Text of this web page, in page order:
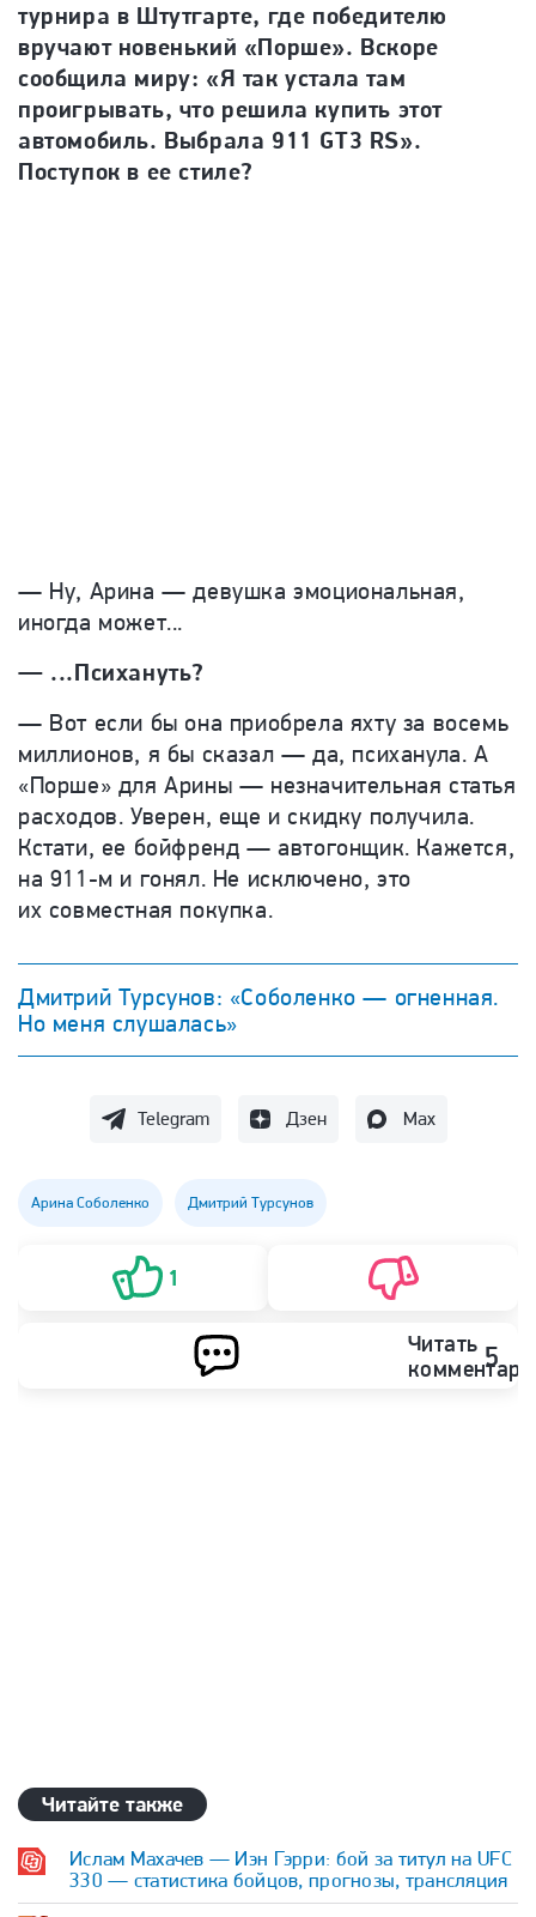
турнира в Штутгарте, где победителю
вручают новенький «Порше». Вскоре
сообщила миру: «Я так устала там
проигрывать, что решила купить этот
автомобиль. Выбрала 911 GT3 RS».
Поступок в ее стиле?
— Ну, Арина — девушка эмоциональная,
иногда может...
— ...Психануть?
— Вот если бы она приобрела яхту за восемь
миллионов, я бы сказал — да, психанула. А
«Порше» для Арины — незначительная статья
расходов. Уверен, еще и скидку получила.
Кстати, ее бойфренд — автогонщик. Кажется,
на 911-м и гонял. Не исключено, это
их совместная покупка.
Дмитрий Турсунов: «Соболенко — огненная.
Но меня слушалась»
Telegram Дзен Max
Арина Соболенко Дмитрий Турсунов
1
Читать 5
Читайте также
Ислам Махачев — Иэн Гэрри: бой за титул на UFC
330 — статистика бойцов, прогнозы, трансляция